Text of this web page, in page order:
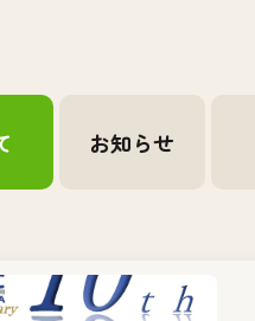
お知らせ